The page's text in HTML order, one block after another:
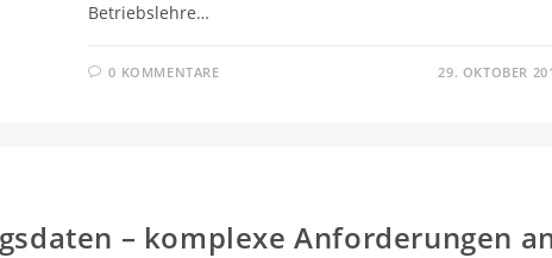
Betriebslehre…
0 KOMMENTARE 29. OKTOBER
– komplexe Anforderungen